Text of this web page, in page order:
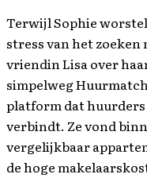
Terwijl Sophie
stress van het
vriendin Lisa over
simpelweg
platform dat
verbindt. Ze vond
vergelijkbaar
de hoge